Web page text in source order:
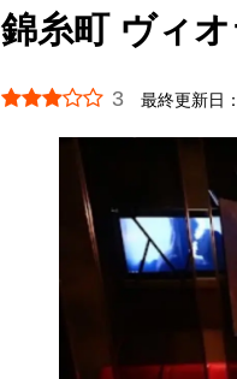
錦糸町 ヴィオ
3 最終更新日：